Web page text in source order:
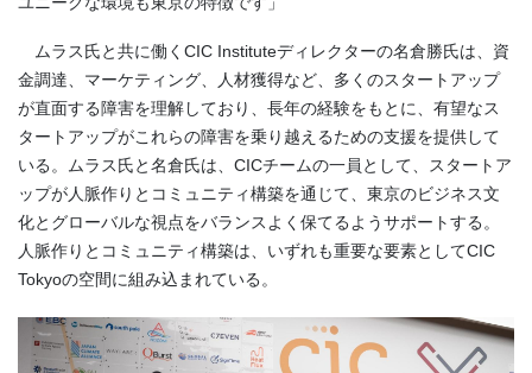
ムラス氏と共に働くCIC Instituteディレクターの名倉勝氏は、資
金調達、マーケティング、人材獲得など、多くのスタートアップ
が直面する障害を理解しており、長年の経験をもとに、有望なス
タートアップがこれらの障害を乗り越えるための支援を提供して
いる。ムラス氏と名倉氏は、CICチームの一員として、スタートア
ップが人脈作りとコミュニティ構築を通じて、東京のビジネス文
化とグローバルな視点をバランスよく保てるようサポートする。
人脈作りとコミュニティ構築は、いずれも重要な要素としてCIC
Tokyoの空間に組み込まれている。